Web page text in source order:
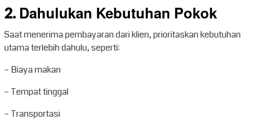
2. Dahulukan Kebutuhan Pokok
Saat menerima pembayaran dari klien, prioritaskan kebutuhan
utama terlebih dahulu, seperti:
– Biaya makan
– Tempat tinggal
– Transportasi